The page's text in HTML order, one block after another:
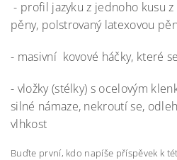
- profil jazyku z jednoho kusu
pěny, polstrovaný latexovou
- masivní kovové háčky, které
- vložky (stélky) s ocelovým
silné námaze, nekroutí se,
vlhkost
Buďte první, kdo napíše příspěvek k